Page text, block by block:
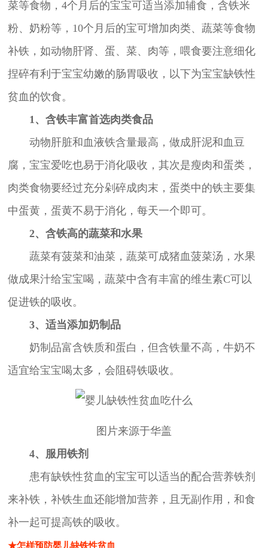
菜等食物，4个月后的宝宝可适当添加辅食，含铁米
粉、奶粉等，10个月后的宝可增加肉类、蔬菜等食物
补铁，如动物肝肾、蛋、菜、肉等，喂食要注意细化
捏碎有利于宝宝幼嫩的肠胃吸收，以下为宝宝缺铁性
贫血的饮食。
1、含铁丰富首选肉类食品
动物肝脏和血液铁含量最高，做成肝泥和血豆
腐，宝宝爱吃也易于消化吸收，其次是瘦肉和蛋类，
肉类食物要经过充分剁碎成肉末，蛋类中的铁主要集
中蛋黄，蛋黄不易于消化，每天一个即可。
2、含铁高的蔬菜和水果
蔬菜有菠菜和油菜，蔬菜可成猪血菠菜汤，水果
做成果汁给宝宝喝，蔬菜中含有丰富的维生素C可以
促进铁的吸收。
3、适当添加奶制品
奶制品富含铁质和蛋白，但含铁量不高，牛奶不
适宜给宝宝喝太多，会阻碍铁吸收。
图片来源于华盖
4、服用铁剂
患有缺铁性贫血的宝宝可以适当的配合营养铁剂
来补铁，补铁生血还能增加营养，且无副作用，和食
补一起可提高铁的吸收。
★怎样预防婴儿缺铁性贫血